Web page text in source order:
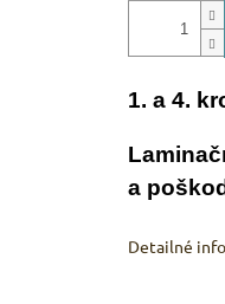
1. a 4.
a
Detailné